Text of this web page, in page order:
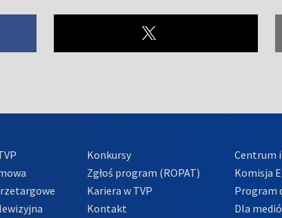
Konkursy
Zgłoś program (ROPAT)
Kariera w TVP
Kontakt
Centrum
Komisja
Program
Dla